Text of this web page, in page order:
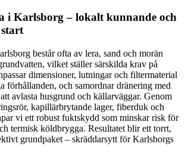
i Karlsborg – lokalt kunnande och
består ofta av lera, sand och morän
vilket ställer särskilda krav på
dimensioner, lutningar och filtermaterial
förhållanden, och samordnar dränering med
avlasta husgrund och källarväggar. Genom
kapillärbrytande lager, fiberduk och
vi ett robust fuktskydd som minskar risk för
termisk köldbrygga. Resultatet blir ett torrt,
grundpaket – skräddarsytt för Karlsborgs